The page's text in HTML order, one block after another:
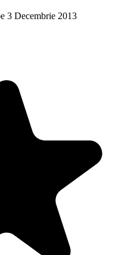
3 Decembrie 2013